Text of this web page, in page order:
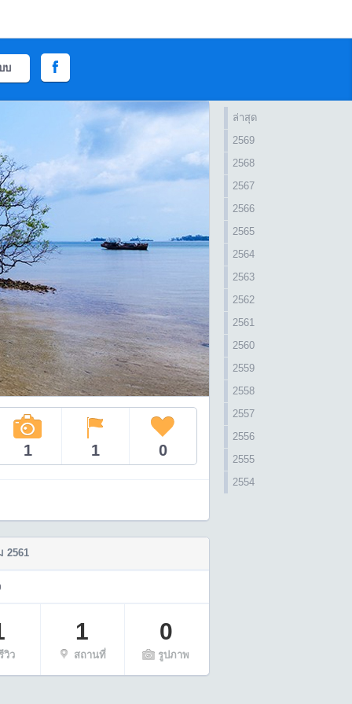
บ
ล่าสุด
2569
2568
2567
2566
2565
2564
2563
2562
2561
2560
2559
2558
2557
2556
2555
2554
1 1 0
2561
วิว
1
สถานที่
0
รูปภาพ